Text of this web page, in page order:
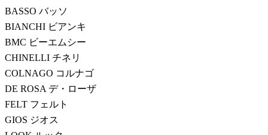
BASSO バッソ
BIANCHI ビアンキ
BMC ビーエムシー
CHINELLI チネリ
COLNAGO コルナゴ
DE ROSA デ・ローザ
FELT フェルト
GIOS ジオス